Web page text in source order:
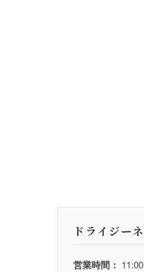
ドライジー
営業時間：